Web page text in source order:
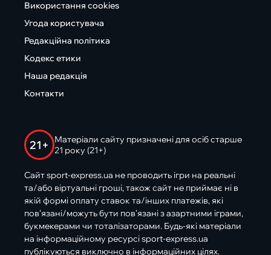
Використання cookies
Угода користувача
Редакційна політика
Кодекс етики
Наша редакція
Контакти
21+
Матеріали сайту призначені для осіб старше
21 року (21+)
Сайт sport-express.ua не проводить ігри на реальні
та/або віртуальні гроші, також сайт не приймає ні в
якій формі оплату ставок та/інших платежів, які
пов’язані/можуть бути пов’язані з азартними іграми,
букмекерами чи тоталізаторами. Будь-які матеріали
на інформаційному ресурсі sport-express.ua
публікуються виключно в інформаційних цілях.